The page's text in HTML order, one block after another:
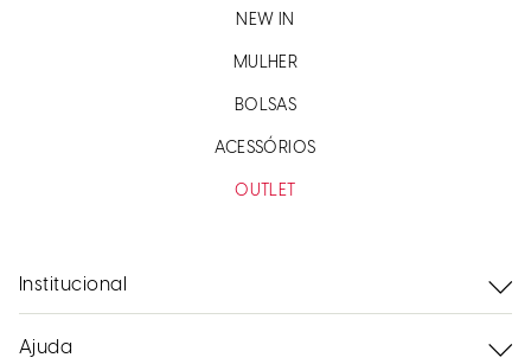
NEW IN
MULHER
BOLSAS
ACESSÓRIOS
OUTLET
Institucional
Ajuda